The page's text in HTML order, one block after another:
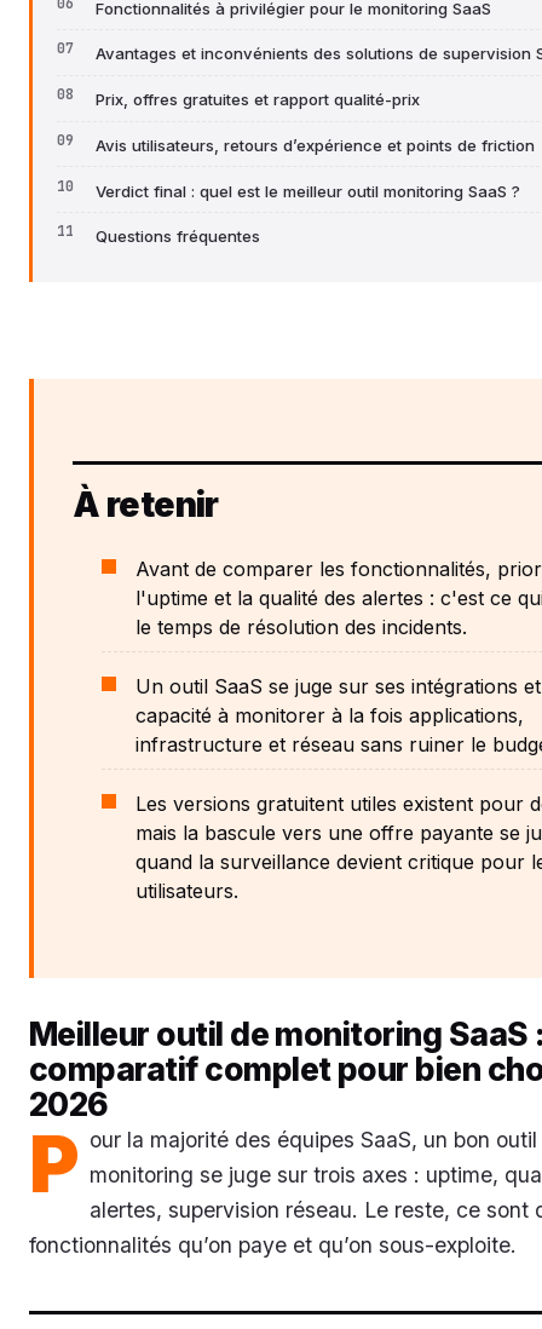
Fonctionnalités à privilégier pour le monitoring SaaS
Avantages et inconvénients des solutions de supervision
Prix, offres gratuites et rapport qualité-prix
Avis utilisateurs, retours d’expérience et points de friction
Verdict final : quel est le meilleur outil monitoring SaaS ?
Questions fréquentes
À retenir
Avant de comparer les fonctionnalités,
l'uptime et la qualité des alertes : c'est ce
le temps de résolution des incidents.
Un outil SaaS se juge sur ses intégrations
capacité à monitorer à la fois applications,
infrastructure et réseau sans ruiner le
Les versions gratuitent utiles existent pour
mais la bascule vers une offre payante se
quand la surveillance devient critique pour
utilisateurs.
Meilleur outil de monitoring SaaS
comparatif complet pour bien
2026
P our la majorité des équipes SaaS, un bon
monitoring se juge sur trois axes : uptime,
alertes, supervision réseau. Le reste, ce sont
fonctionnalités qu’on paye et qu’on sous-exploite.